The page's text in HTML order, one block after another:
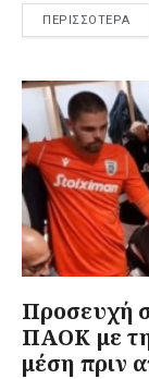
ΠΕΡΙΣΣΟΤΕΡΑ
Προσευχή
ΠΑΟΚ με
μέση πριν